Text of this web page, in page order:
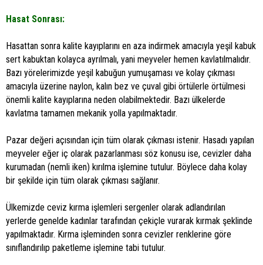
Hasat Sonrası:
Hasattan sonra kalite kayıplarını en aza indirmek amacıyla yeşil kabuk
sert kabuktan kolayca ayrılmalı, yani meyveler hemen kavlatılmalıdır.
Bazı yörelerimizde yeşil kabuğun yumuşaması ve kolay çıkması
amacıyla üzerine naylon, kalın bez ve çuval gibi örtülerle örtülmesi
önemli kalite kayıplarına neden olabilmektedir. Bazı ülkelerde
kavlatma tamamen mekanik yolla yapılmaktadır.
Pazar değeri açısından için tüm olarak çıkması istenir. Hasadı yapılan
meyveler eğer iç olarak pazarlanması söz konusu ise, cevizler daha
kurumadan (nemli iken) kırılma işlemine tutulur. Böylece daha kolay
bir şekilde için tüm olarak çıkması sağlanır.
Ülkemizde ceviz kırma işlemleri sergenler olarak adlandırılan
yerlerde genelde kadınlar tarafından çekiçle vurarak kırmak şeklinde
yapılmaktadır. Kırma işleminden sonra cevizler renklerine göre
sınıflandırılıp paketleme işlemine tabi tutulur.